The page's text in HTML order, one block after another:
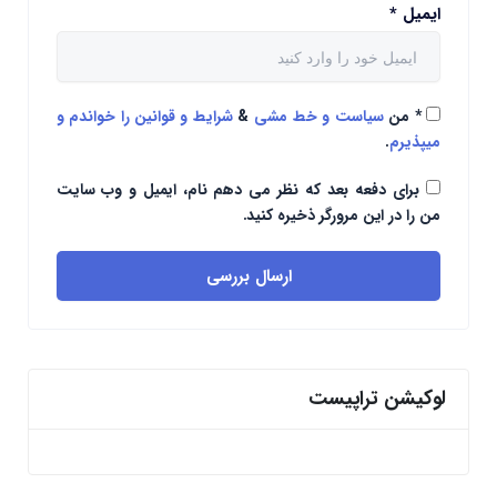
ایمیل *
* منسیاست و خط مشی &شرایط و قوانین را خواندم و
میپذیرم.
برای دفعه بعد که نظر می دهم نام، ایمیل و وب سایت
من را در این مرورگر ذخیره کنید.
ارسال بررسی
لوکیشن تراپیست